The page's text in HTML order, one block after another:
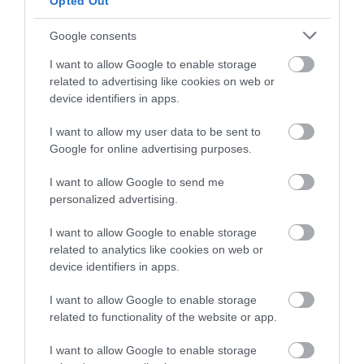
Google consents
I want to allow Google to enable storage
related to advertising like cookies on web or
device identifiers in apps.
I want to allow my user data to be sent to
Google for online advertising purposes.
I want to allow Google to send me
personalized advertising.
I want to allow Google to enable storage
related to analytics like cookies on web or
device identifiers in apps.
I want to allow Google to enable storage
related to functionality of the website or app.
I want to allow Google to enable storage
elhúzott a Föld mellett
tudományos közösség szerint a Rubin
Obszervatórium az egyik legfontosabb
felfedezéseinek.
Olvasd el ezt is!
Már műholdjainkat is fenyegeti a
Hatalmas aszteroida becsapódása
hagyhatta hátra a Hold mágneses
szikláit